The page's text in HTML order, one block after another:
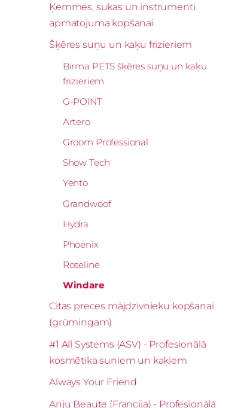
Ķemmes, sukas un instrumenti
apmatojuma kopšanai
Šķēres suņu un kaķu frizieriem
Birma PETS šķēres suņu un kaķu
frizieriem
G-POINT
Artero
Groom Professional
Show Tech
Yento
Grandwoof
Hydra
Phoenix
Roseline
Windare
Citas preces mājdzīvnieku kopšanai
(grūmingam)
#1 All Systems (ASV) - Profesionālā
kosmētika suņiem un kaķiem
Always Your Friend
Anju Beaute (Francija) - Profesionālā